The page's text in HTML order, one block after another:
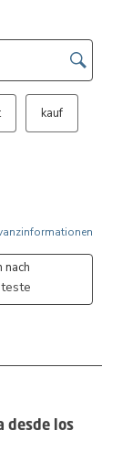
kauf
nach
desde los